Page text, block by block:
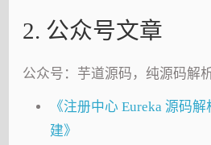
2. 公众号文章
公众号：芋道源码，纯源码解
《注册中心 Eureka 源码
建》